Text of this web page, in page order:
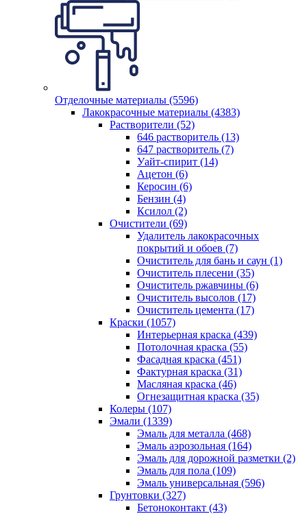
Отделочные материалы (5596)
Лакокрасочные материалы (4383)
Растворители (52)
646 растворитель (13)
647 растворитель (7)
Уайт-спирит (14)
Ацетон (6)
Керосин (6)
Бензин (4)
Ксилол (2)
Очистители (69)
Удалитель лакокрасочных
покрытий и обоев (7)
Очиститель для бань и саун (1)
Очиститель плесени (35)
Очиститель ржавчины (6)
Очиститель высолов (17)
Очиститель цемента (17)
Краски (1057)
Интерьерная краска (439)
Потолочная краска (55)
Фасадная краска (451)
Фактурная краска (31)
Масляная краска (46)
Огнезащитная краска (35)
Колеры (107)
Эмали (1339)
Эмаль для металла (468)
Эмаль аэрозольная (164)
Эмаль для дорожной разметки (2)
Эмаль для пола (109)
Эмаль универсальная (596)
Грунтовки (327)
Бетоноконтакт (43)